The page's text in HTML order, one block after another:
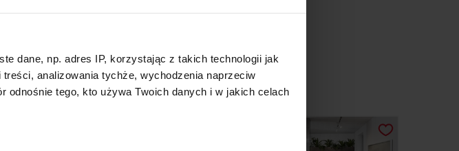
dane, np. adres IP, korzystając z takich technologii jak
analizowania tychże, wychodzenia naprzeciw
tego, kto używa Twoich danych i w jakich celach
PRODUKTY
SALON